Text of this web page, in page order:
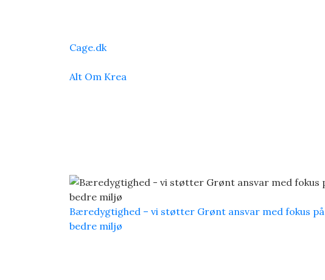
Cage.dk
Alt Om Krea
Bæredygtighed – vi støtter Grønt ansvar med fokus på
bedre miljø